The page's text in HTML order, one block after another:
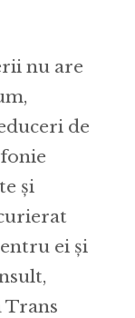
nu are
de
și
ei și
Trans